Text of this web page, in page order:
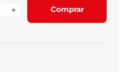
+ Comprar